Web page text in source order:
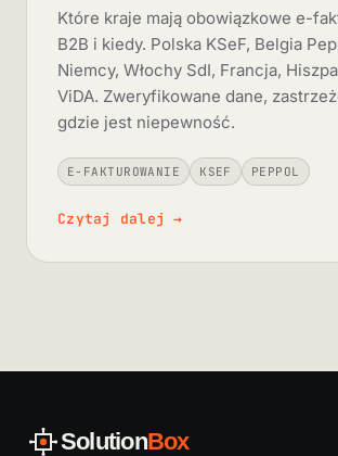
Które kraje mają obowiązkowe e-
B2B i kiedy. Polska KSeF, Belgia
Niemcy, Włochy SdI, Francja,
ViDA. Zweryfikowane dane,
gdzie jest niepewność.
E-FAKTUROWANIE KSEF PEPPOL
Czytaj dalej→
SolutionBox